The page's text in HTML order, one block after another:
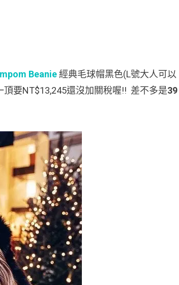
Beanie經典毛球帽黑色(L號大人可以
頂要NT$13,245還沒加關稅喔!! 差不多是39